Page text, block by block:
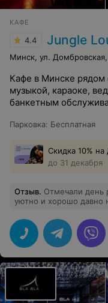
КАФЕ
4.4 Jungle
Минск, ул.
Кафе в Минске
музыкой, караоке,
банкетным
Парковка: Бесплатная
Скидка 10%
до 31 декабря
Отзыв. Отмечали день
уютно и хорошо давно
комфорт. Всё
высшем уровне. Мы
Еда вкусная, порции
щёчки (рекомендация
спасибо официанту
улыбчивая.
отношение. Очень